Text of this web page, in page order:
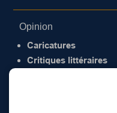
Opinion
Caricatures
Critiques littéraires